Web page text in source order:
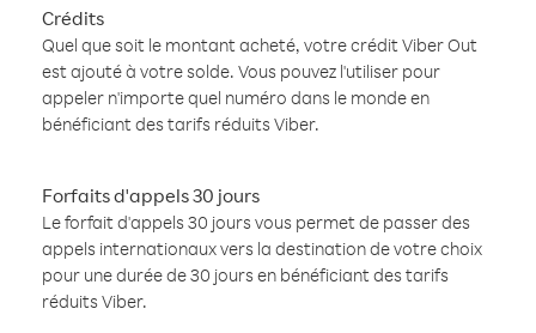
Crédits
Quel que soit le montant acheté, votre crédit Viber Out
est ajouté à votre solde. Vous pouvez l'utiliser pour
appeler n'importe quel numéro dans le monde en
bénéficiant des tarifs réduits Viber.
Forfaits d'appels 30 jours
Le forfait d'appels 30 jours vous permet de passer des
appels internationaux vers la destination de votre choix
pour une durée de 30 jours en bénéficiant des tarifs
réduits Viber.